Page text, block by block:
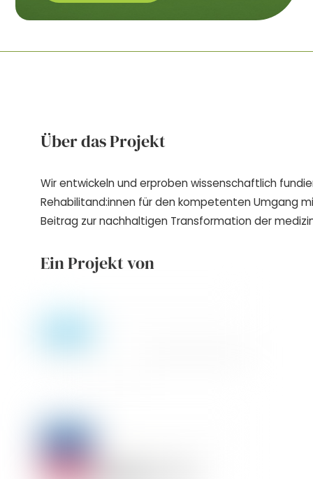
Über das Projekt
Wir entwickeln und erproben wissenschaftlich
Rehabilitand:innen für den kompetenten Umgang
Beitrag zur nachhaltigen Transformation der
Ein Projekt von